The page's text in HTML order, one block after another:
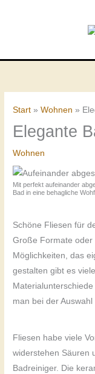
Start Wohnen
Elegante
Wohnen
Mit perfekt aufeinander
Bad in eine behagliche
Schöne Fliesen für
Große Formate oder
Möglichkeiten, das
gestalten gibt es
man bei der
Fliesen habe viele
widerstehen Säuren
Badreiniger. Die